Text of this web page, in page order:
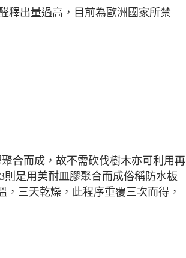
釋出量過高，目前為歐洲國家所禁
合而成，故不需砍伐樹木亦可利用再
是用美耐皿膠聚合而成俗稱防水板
三天乾燥，此程序重覆三次而得，